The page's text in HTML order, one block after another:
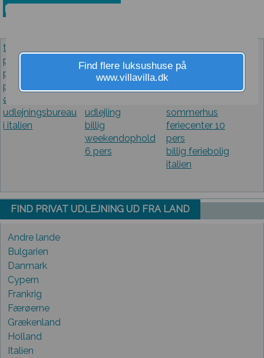
Ny søgning efter feriebolig
toscana feriehus
privat
privat udlejning
provence
ødegård udlej
udlejningsbureau
i italien
nordfyn
lejelejligheder
udlejling
billig
weekendophold
6 pers
privat i spanien
sommerhus
sommerhus
feriecenter 10
pers
billig feriebolig
italien
FIND PRIVAT UDLEJNING UD FRA LAND
Andre lande
Bulgarien
Danmark
Cypern
Frankrig
Færøerne
Grækenland
Holland
Italien
Find flere luksushuse på
www.villavilla.dk